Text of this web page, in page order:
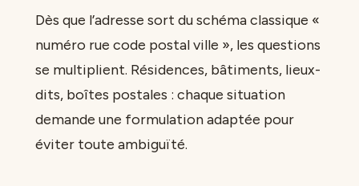
Dès que l’adresse sort du schéma classique «
numéro rue code postal ville », les questions
se multiplient. Résidences, bâtiments, lieux-
dits, boîtes postales : chaque situation
demande une formulation adaptée pour
éviter toute ambiguïté.